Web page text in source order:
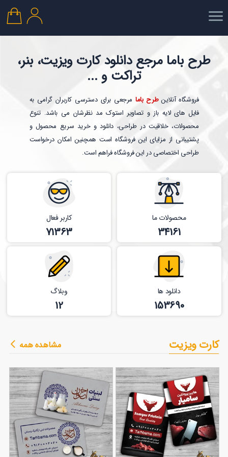
طرح باما مرجع دانلود کارت ویزیت، بنر،
تراکت و ...
فروشگاه آنلاینطرح باما مرجعی برای دسترسی کاربران گرامی به
فایل های لایه باز و تصاویر استوک مد نظرشان می باشد. تنوع
محصولات، خلاقیت در طراحی، دانلود و خرید سریع محصول و
پشتیبانی از مزایای این فروشگاه است همچنین امکان درخواست
طراحی اختصاصی در این فروشگاه فراهم است.
محصولات ما
34161
کاربر فعال
71363
دانلود ها
153690
وبلاگ
12
کارت ویزیت مشاهده همه